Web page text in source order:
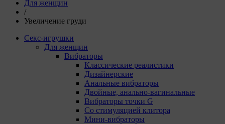
Для женщин
/
Увеличение груди
Секс-игрушки
Для женщин
Вибраторы
Классические реалистики
Дизайнерские
Анальные вибраторы
Двойные, анально-вагинальные
Вибраторы точки G
Со стимуляцией клитора
Мини-вибраторы